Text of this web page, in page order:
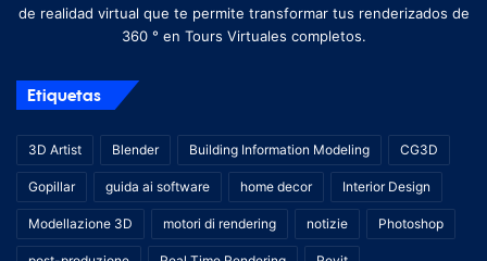
de realidad virtual que te permite transformar tus renderizados de
360 ​​° en Tours Virtuales completos.
Etiquetas
3D Artist Blender Building Information Modeling CG3D
Gopillar guida ai software home decor Interior Design
Modellazione 3D motori di rendering notizie Photoshop